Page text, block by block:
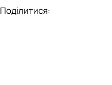
Поділитися: